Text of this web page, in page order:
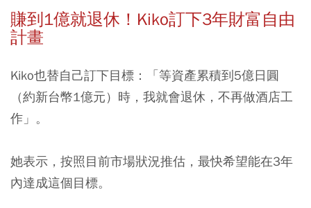
賺到1億就退休！Kiko訂下3年財富自由
計畫
Kiko也替自己訂下目標：「等資產累積到5億日圓
（約新台幣1億元）時，我就會退休，不再做酒店工
作」。
她表示，按照目前市場狀況推估，最快希望能在3年
內達成這個目標。